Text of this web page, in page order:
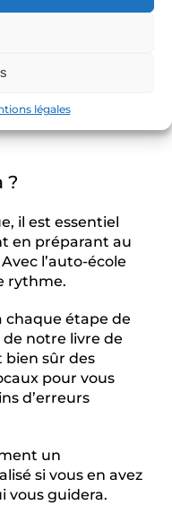
légales
difficiles pour
recours à la
dès 18 ans pour
?
il est essentiel
en préparant au
Avec l’auto-école
rythme.
chaque étape de
de notre livre de
bien sûr des
pour vous
d’erreurs
un
si vous en avez
vous guidera.